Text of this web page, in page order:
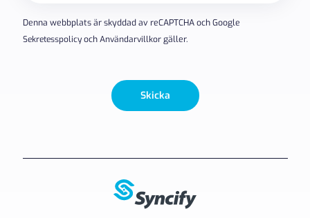
Denna webbplats är skyddad av reCAPTCHA och Google
SekretesspolicyochAnvändarvillkorgäller.
Skicka